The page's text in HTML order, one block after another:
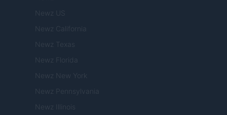
Newz US
Newz California
Newz Texas
Newz Florida
Newz New York
Newz Pennsylvania
Newz Illinois